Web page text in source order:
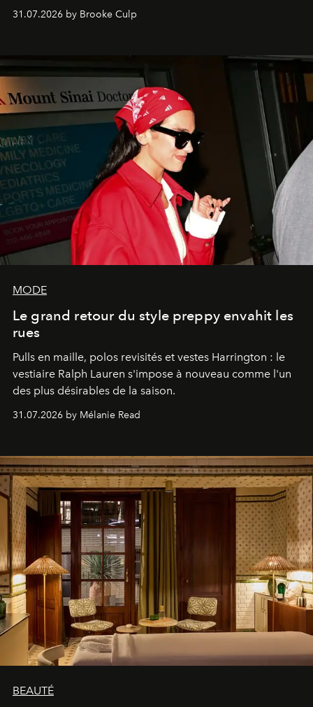
31.07.2026 by Brooke Culp
MODE
Le grand retour du style preppy envahit les
rues
Pulls en maille, polos revisités et vestes Harrington : le
vestiaire Ralph Lauren s'impose à nouveau comme l'un
des plus désirables de la saison.
31.07.2026 by Mélanie Read
BEAUTÉ